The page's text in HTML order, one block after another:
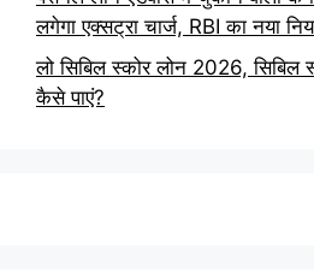
लगेगा एक्सट्रा चार्ज, RBI का नया
लो सिबिल स्कोर लोन 2026, सिबिल
कैसे पाएं?